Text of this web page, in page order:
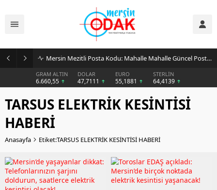
Mersin Mezitli Posta Kodu: Mahalle Mahalle Güncel Posta Kodu Rehberi
GRAM ALTIN
6.660,55
DOLAR
47,7111
EURO
55,1881
STERLİN
64,4139
TARSUS ELEKTRİK KESİNTİSİ
HABERİ
Anasayfa Etiket:TARSUS ELEKTRİK KESİNTİSİ HABERİ